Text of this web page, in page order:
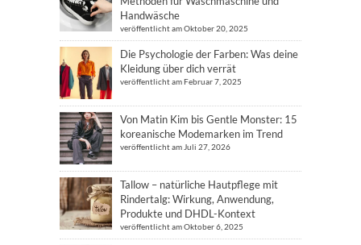
Handwäsche
veröffentlicht am Oktober 20, 2025
Die Psychologie der Farben: Was deine
Kleidung über dich verrät
veröffentlicht am Februar 7, 2025
Von Matin Kim bis Gentle Monster: 15
koreanische Modemarken im Trend
veröffentlicht am Juli 27, 2026
Tallow – natürliche Hautpflege mit
Rindertalg: Wirkung, Anwendung,
Produkte und DHDL-Kontext
veröffentlicht am Oktober 6, 2025